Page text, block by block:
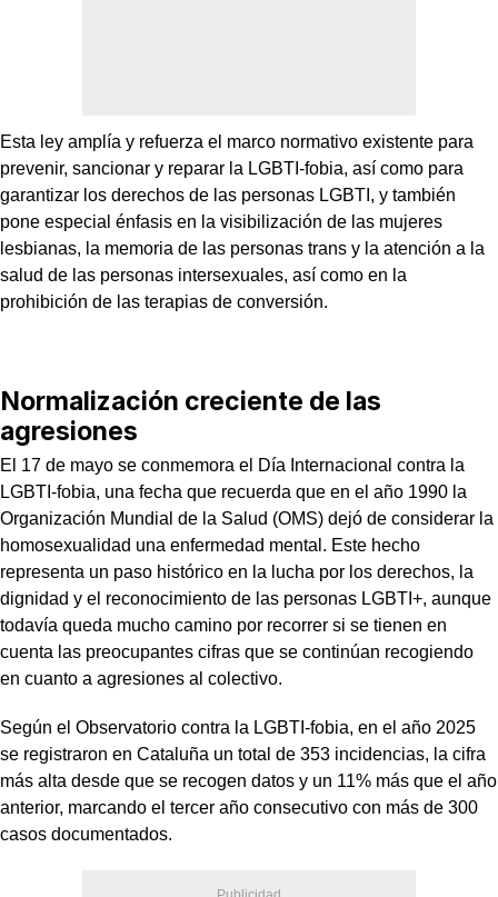
Esta ley amplía y refuerza el marco normativo existente para
prevenir, sancionar y reparar la LGBTI-fobia, así como para
garantizar los derechos de las personas LGBTI, y también
pone especial énfasis en la visibilización de las mujeres
lesbianas, la memoria de las personas trans y la atención a la
salud de las personas intersexuales, así como en la
prohibición de las terapias de conversión.
Normalización creciente de las
agresiones
El 17 de mayo se conmemora el Día Internacional contra la
LGBTI-fobia, una fecha que recuerda que en el año 1990 la
Organización Mundial de la Salud (OMS) dejó de considerar la
homosexualidad una enfermedad mental. Este hecho
representa un paso histórico en la lucha por los derechos, la
dignidad y el reconocimiento de las personas LGBTI+, aunque
todavía queda mucho camino por recorrer si se tienen en
cuenta las preocupantes cifras que se continúan recogiendo
en cuanto a agresiones al colectivo.
Según el Observatorio contra la LGBTI‑fobia, en el año 2025
se registraron en Cataluña un total de 353 incidencias, la cifra
más alta desde que se recogen datos y un 11% más que el año
anterior, marcando el tercer año consecutivo con más de 300
casos documentados.